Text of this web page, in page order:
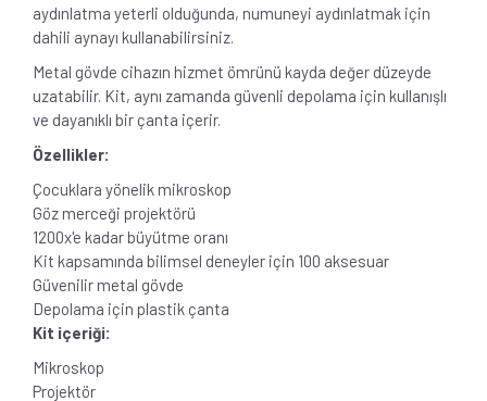
aydınlatma yeterli olduğunda, numuneyi aydınlatmak için
dahili aynayı kullanabilirsiniz.
Metal gövde cihazın hizmet ömrünü kayda değer düzeyde
uzatabilir. Kit, aynı zamanda güvenli depolama için kullanışlı
ve dayanıklı bir çanta içerir.
Özellikler:
Çocuklara yönelik mikroskop
Göz merceği projektörü
1200x'e kadar büyütme oranı
Kit kapsamında bilimsel deneyler için 100 aksesuar
Güvenilir metal gövde
Depolama için plastik çanta
Kit içeriği:
Mikroskop
Projektör